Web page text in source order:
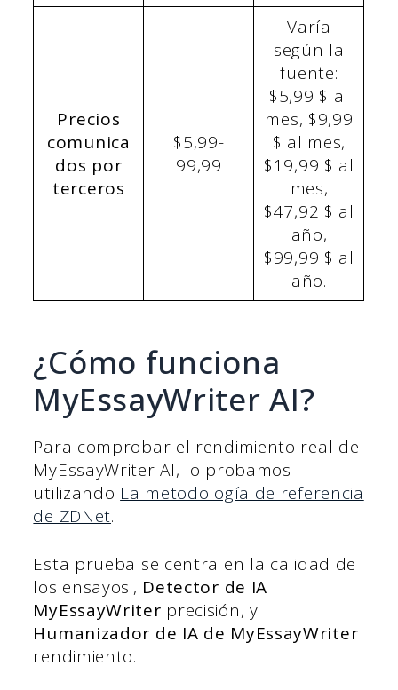
Precios
comunica
dos por
terceros
$5,99-
99,99
Varía
según la
fuente:
$5,99 $ al
mes, $9,99
$ al mes,
$19,99 $ al
mes,
$47,92 $ al
año,
$99,99 $ al
año.
¿Cómo funciona
MyEssayWriter AI?
Para comprobar el rendimiento real de
MyEssayWriter AI, lo probamos
utilizando La metodología de referencia
de ZDNet.
Esta prueba se centra en la calidad de
los ensayos., Detector de IA
MyEssayWriter precisión, y
Humanizador de IA de MyEssayWriter
rendimiento.